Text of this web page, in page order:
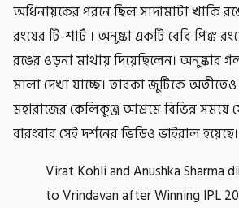
অধিনায়কের পরনে ছিল সাদামাটা খাকি
রংয়ের টি-শার্ট । অনুষ্কা একটি বেবি পিঙ্ক
রঙের ওড়না মাথায় দিয়েছিলেন। অনুষ্কার
মালা দেখা যাচ্ছে। তারকা জুটিকে অতীতেও
মহারাজের কেলিকুঞ্জ আশ্রমে বিভিন্ন সময়ে
বারংবার সেই দর্শনের ভিডিও ভাইরাল হয়েছে।
Virat Kohli and Anushka Sharma
to Vrindavan after Winning IPL